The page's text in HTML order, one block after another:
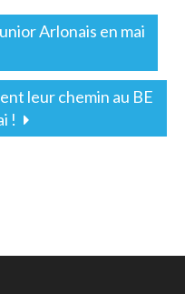
Arlonais en mai
leur chemin au BE
!